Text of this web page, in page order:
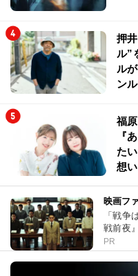
押
ル”
ル
ン
福
『
た
想
映画フ
「戦争
戦前夜
PR